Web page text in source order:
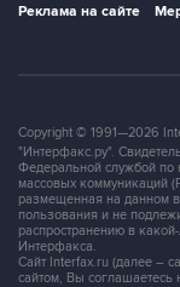
Реклама на сайте
Copyright © 1991—2026
"Интерфакс.ру".
Федеральной службой по
массовых коммуникаций
размещенная на данном
пользования и не
распространению в
Интерфакса.
Сайт Interfax.ru (далее –
сайтом, Вы